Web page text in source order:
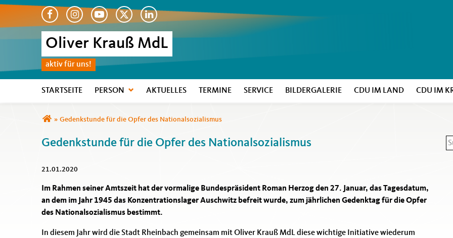
Oliver Krauß MdL
aktiv für uns!
STARTSEITE PERSON AKTUELLES TERMINE SERVICE BILDERGALERIE CDU IM LAND CDU IM
Sie sind hier
» Gedenkstunde für die Opfer des Nationalsozialismus
Gedenkstunde für die Opfer des Nationalsozialismus
21.01.2020
Im Rahmen seiner Amtszeit hat der vormalige Bundespräsident Roman Herzog den 27. Januar, das Tagesdatum,
an dem im Jahr 1945 das Konzentrationslager Auschwitz befreit wurde, zum jährlichen Gedenktag für die Opfer
des Nationalsozialismus bestimmt.
In diesem Jahr wird die Stadt Rheinbach gemeinsam mit Oliver Krauß MdL diese wichtige Initiative wiederum